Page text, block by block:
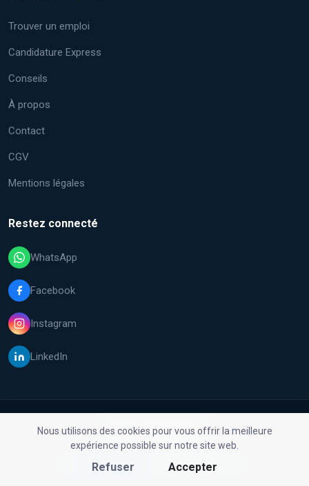
Nous utilisons des cookies pour vous offrir la meilleure
expérience possible sur notre site web.
Refuser Accepter
Trouver un emploi
Candidature Express
Conseils
À propos
Contact
CGV
Mentions légales
Restez connecté
WhatsApp
Facebook
Instagram
LinkedIn
© 2026 Malfix GmbH. Tous droits réservés.